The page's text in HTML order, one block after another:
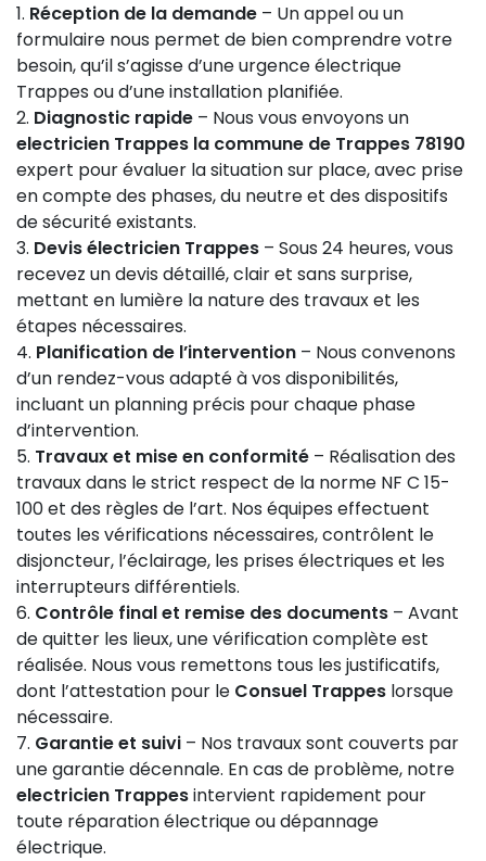
Réception de la demande – Un appel ou un
formulaire nous permet de bien comprendre votre
besoin, qu’il s’agisse d’une urgence électrique
Trappes ou d’une installation planifiée.
Diagnostic rapide – Nous vous envoyons un
electricien Trappes la commune de Trappes 78190
expert pour évaluer la situation sur place, avec prise
en compte des phases, du neutre et des dispositifs
de sécurité existants.
Devis électricien Trappes – Sous 24 heures, vous
recevez un devis détaillé, clair et sans surprise,
mettant en lumière la nature des travaux et les
étapes nécessaires.
Planification de l’intervention – Nous convenons
d’un rendez-vous adapté à vos disponibilités,
incluant un planning précis pour chaque phase
d’intervention.
Travaux et mise en conformité – Réalisation des
travaux dans le strict respect de la norme NF C 15-
100 et des règles de l’art. Nos équipes effectuent
toutes les vérifications nécessaires, contrôlent le
disjoncteur, l’éclairage, les prises électriques et les
interrupteurs différentiels.
Contrôle final et remise des documents – Avant
de quitter les lieux, une vérification complète est
réalisée. Nous vous remettons tous les justificatifs,
dont l’attestation pour le Consuel Trappes lorsque
nécessaire.
Garantie et suivi – Nos travaux sont couverts par
une garantie décennale. En cas de problème, notre
electricien Trappesintervient rapidement pour
toute réparation électrique ou dépannage
électrique.